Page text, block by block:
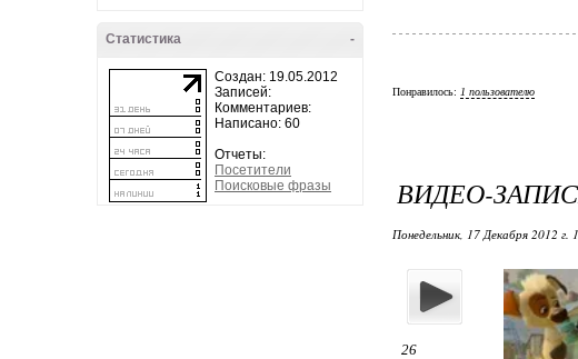
-
Статистика
Создан: 19.05.2012
Записей:
Комментариев:
Написано: 60
Отчеты:
Посетители
Поисковые фразы
Понравилось: 1 пользователю
ВИДЕО-
Понедельник, 17 Декабря 2012 г.
26